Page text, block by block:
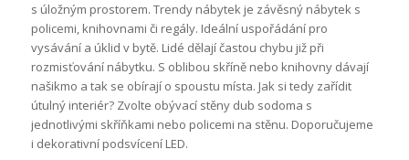
s úložným prostorem. Trendy nábytek je závěsný nábytek s
policemi, knihovnami či regály. Ideální uspořádání pro
vysávání a úklid v bytě. Lidé dělají častou chybu již při
rozmisťování nábytku. S oblibou skříně nebo knihovny dávají
našikmo a tak se obírají o spoustu místa. Jak si tedy zařídit
útulný interiér? Zvolte obývací stěny dub sodoma s
jednotlivými skříňkami nebo policemi na stěnu. Doporučujeme
i dekorativní podsvícení LED.